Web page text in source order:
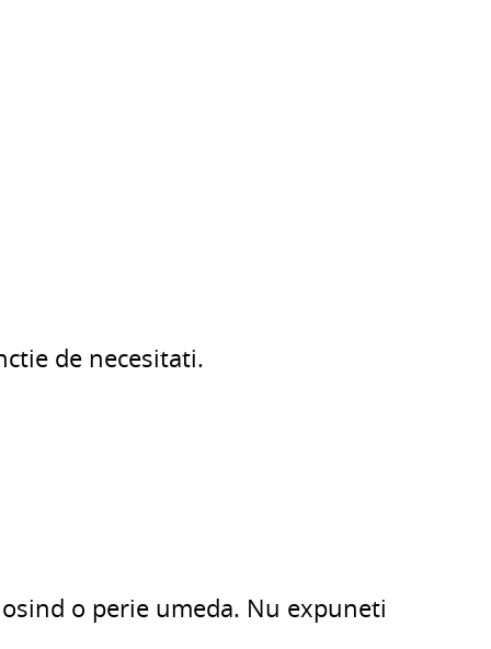
de necesitati.
o perie umeda. Nu expuneti